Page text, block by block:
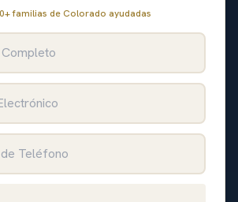
familias de Colorado ayudadas